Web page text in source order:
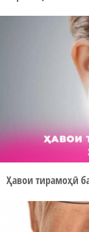
Ҳавои тирамоҳӣ